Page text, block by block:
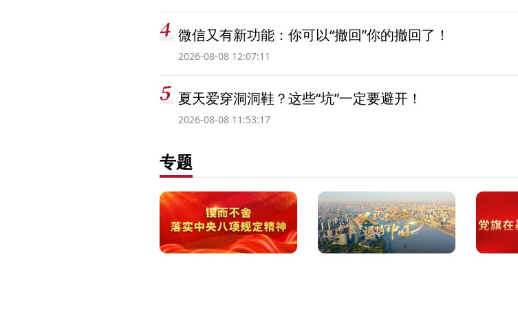
微信又有新功能：你可以“撤回”你的撤回了！
2026-08-08 12:07:11
夏天爱穿洞洞鞋？这些“坑”一定要避开！
2026-08-08 11:53:17
专题